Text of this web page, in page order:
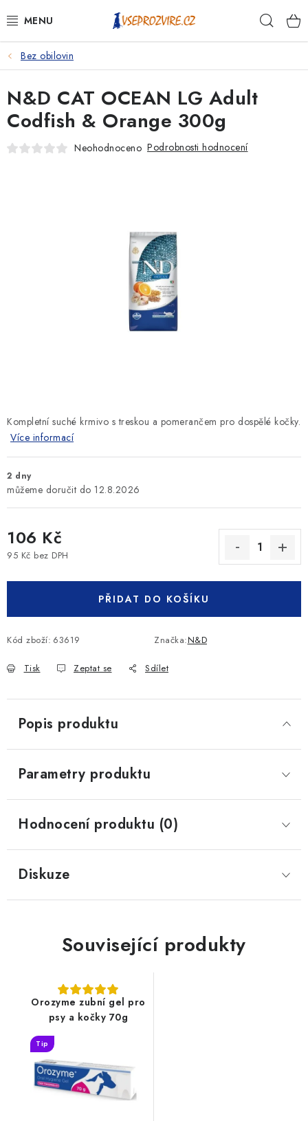
na
PSI
KOČKY
KONĚ
KRÁLÍCI/HLODAVCI/PTÁCI
Bez obilovin
Kompletní suché krmivo s treskou a pomerančem pro dospělé kočky.
Více informací
2 dny
12.8.2026
106 Kč
95 Kč bez DPH
PŘIDAT DO KOŠÍKU
Kód zboží: 63619 Značka:N&D
Tisk Zeptat se Sdílet
N&D CAT OCEAN LG Adult
Codfish & Orange 300g
Neohodnoceno Podrobnosti hodnocení
Popis produktu
Parametry produktu
Hodnocení produktu (0)
Diskuze
Související produkty
Orozyme zubní gel pro
psy a kočky 70g
Tip